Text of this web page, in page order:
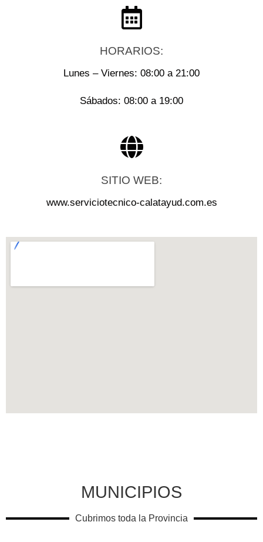
HORARIOS:
Lunes – Viernes: 08:00 a 21:00
Sábados: 08:00 a 19:00
SITIO WEB:
www.serviciotecnico-calatayud.com.es
MUNICIPIOS
Cubrimos toda la Provincia